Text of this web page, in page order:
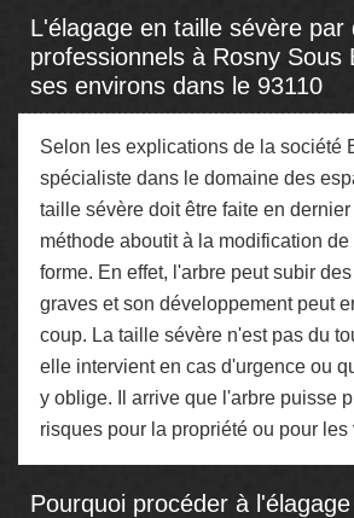
L'élagage en taille sévère par
professionnels à Rosny Sous
ses environs dans le 93110
Selon les explications de la société
spécialiste dans le domaine des
taille sévère doit être faite en
méthode aboutit à la modification de
forme. En effet, l'arbre peut subir
graves et son développement peut
coup. La taille sévère n'est pas du
elle intervient en cas d'urgence ou
y oblige. Il arrive que l'arbre puisse
risques pour la propriété ou pour les
Pourquoi procéder à